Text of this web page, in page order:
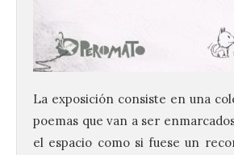
La exposición consiste en una
poemas que van a ser
el espacio como si fuese un